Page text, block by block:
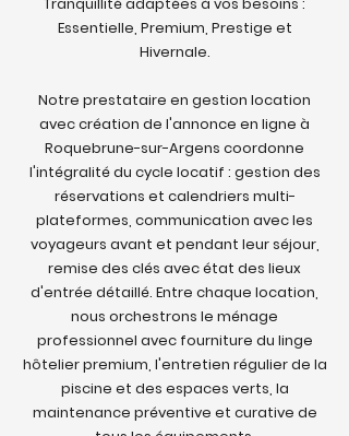
Essentielle, Premium, Prestige et
Hivernale.
Notre prestataire en gestion location
avec création de l'annonce en ligne à
Roquebrune-sur-Argens coordonne
l'intégralité du cycle locatif : gestion des
réservations et calendriers multi-
plateformes, communication avec les
voyageurs avant et pendant leur séjour,
remise des clés avec état des lieux
d'entrée détaillé. Entre chaque location,
nous orchestrons le ménage
professionnel avec fourniture du linge
hôtelier premium, l'entretien régulier de la
piscine et des espaces verts, la
maintenance préventive et curative de